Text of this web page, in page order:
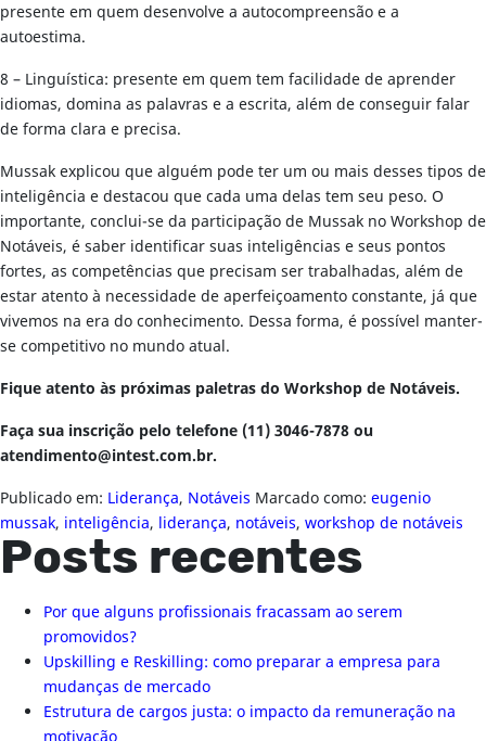
presente em quem desenvolve a autocompreensão e a
autoestima.
8 – Linguística: presente em quem tem facilidade de aprender
idiomas, domina as palavras e a escrita, além de conseguir falar
de forma clara e precisa.
Mussak explicou que alguém pode ter um ou mais desses tipos de
inteligência e destacou que cada uma delas tem seu peso. O
importante, conclui-se da participação de Mussak no Workshop de
Notáveis, é saber identificar suas inteligências e seus pontos
fortes, as competências que precisam ser trabalhadas, além de
estar atento à necessidade de aperfeiçoamento constante, já que
vivemos na era do conhecimento. Dessa forma, é possível manter-
se competitivo no mundo atual.
Fique atento às próximas paletras do Workshop de Notáveis.
Faça sua inscrição pelo telefone (11) 3046-7878 ou
atendimento@intest.com.br.
Publicado em: Liderança, Notáveis Marcado como: eugenio
mussak, inteligência, liderança, notáveis, workshop de notáveis
Posts recentes
Por que alguns profissionais fracassam ao serem
promovidos?
Upskilling e Reskilling: como preparar a empresa para
mudanças de mercado
Estrutura de cargos justa: o impacto da remuneração na